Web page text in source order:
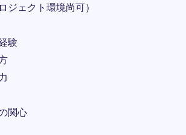
ェクト環境尚可）
験
関心